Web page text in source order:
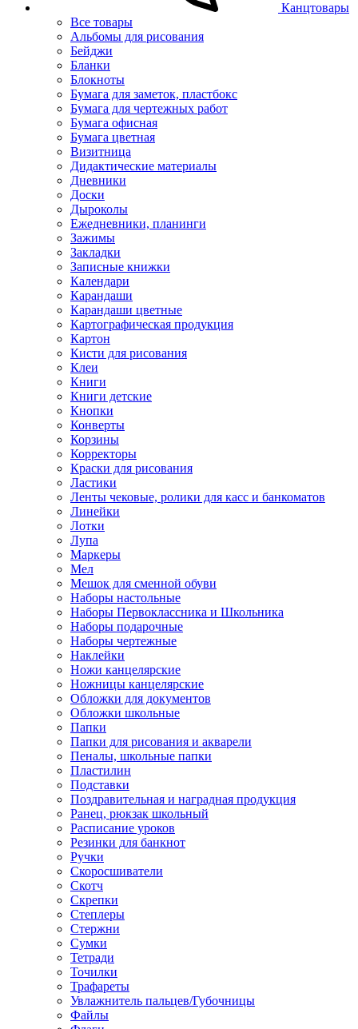
Канцтовары
Все товары
Альбомы для рисования
Бейджи
Бланки
Блокноты
Бумага для заметок, пластбокс
Бумага для чертежных работ
Бумага офисная
Бумага цветная
Визитница
Дидактические материалы
Дневники
Доски
Дыроколы
Ежедневники, планинги
Зажимы
Закладки
Записные книжки
Календари
Карандаши
Карандаши цветные
Картографическая продукция
Картон
Кисти для рисования
Клеи
Книги
Книги детские
Кнопки
Конверты
Корзины
Корректоры
Краски для рисования
Ластики
Ленты чековые, ролики для касс и банкоматов
Линейки
Лотки
Лупа
Маркеры
Мел
Мешок для сменной обуви
Наборы настольные
Наборы Первоклассника и Школьника
Наборы подарочные
Наборы чертежные
Наклейки
Ножи канцелярские
Ножницы канцелярские
Обложки для документов
Обложки школьные
Папки
Папки для рисования и акварели
Пеналы, школьные папки
Пластилин
Подставки
Поздравительная и наградная продукция
Ранец, рюкзак школьный
Расписание уроков
Резинки для банкнот
Ручки
Скоросшиватели
Скотч
Скрепки
Степлеры
Стержни
Сумки
Тетради
Точилки
Трафареты
Увлажнитель пальцев/Губочницы
Файлы